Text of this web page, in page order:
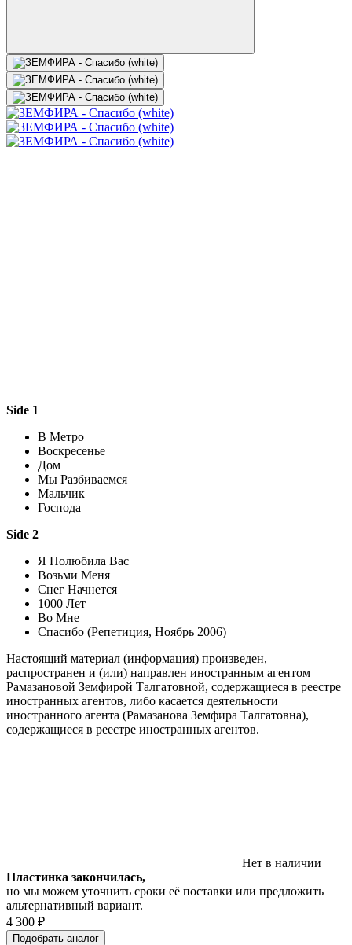
Side 1
В Метро
Воскресенье
Дом
Мы Разбиваемся
Мальчик
Господа
Side 2
Я Полюбила Вас
Возьми Меня
Снег Начнется
1000 Лет
Во Мне
Спасибо (Репетиция, Ноябрь 2006)
Настоящий материал (информация) произведен,
распространен и (или) направлен иностранным агентом
Рамазановой Земфирой Талгатовной, содержащиеся в реестре
иностранных агентов, либо касается деятельности
иностранного агента (Рамазанова Земфира Талгатовна),
содержащиеся в реестре иностранных агентов.
Нет в наличии
Пластинка закончилась,
но мы можем уточнить сроки её поставки или предложить
альтернативный вариант.
4 300 ₽
Подобрать аналог